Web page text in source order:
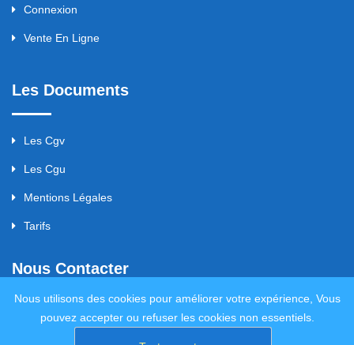
Connexion
Vente En Ligne
Les Documents
Les Cgv
Les Cgu
Mentions Légales
Tarifs
Nous Contacter
servi29200@gmail.com
Nous utilisons des cookies pour améliorer votre expérience, Vous
pouvez accepter ou refuser les cookies non essentiels.